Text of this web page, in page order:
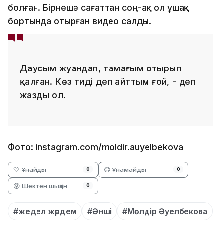
болған. Бірнеше сағаттан соң-ақ ол ұшақ
бортында отырған видео салды.
Даусым жуандап, тамағым отырып
қалған. Көз тиді деп айттым ғой, - деп
жазды ол.
Фото: instagram.com/moldir.auyelbekova
🤍 Ұнайды 0 😞 Ұнамайды 0
😡 Шектен шыққан 0
#жедел жәрдем #Әнші #Мөлдір Әуелбекова